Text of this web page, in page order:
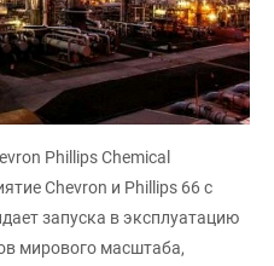
Phillips Chemical
Chevron и Phillips 66 с
запуска в эксплуатацию
мирового масштаба,